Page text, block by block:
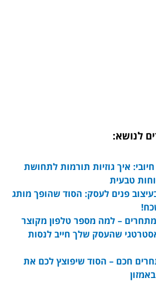
לנושא:
חיובי: איך גוזיות תורמות לתחושת
טבעית
פנים לעסק: הסוד שהופך מותג
– למה מספר טלפון מקוצר
שהעסק שלך חייב לנסות
חכם – הסוד שיפוצץ לכם את